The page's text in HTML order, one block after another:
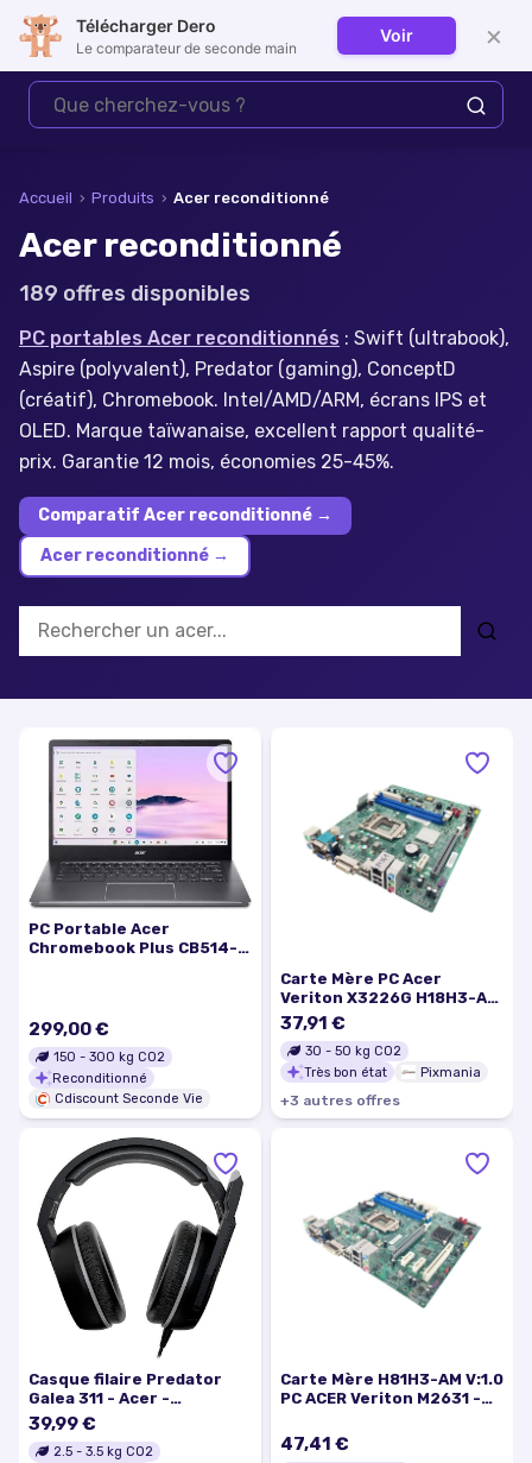
Se connecter
Accueil › Produits › Acer reconditionné
Acer reconditionné
189 offres disponibles
PC portables Acer reconditionnés : Swift (ultrabook),
Aspire (polyvalent), Predator (gaming), ConceptD
(créatif), Chromebook. Intel/AMD/ARM, écrans IPS et
OLED. Marque taïwanaise, excellent rapport qualité-
prix. Garantie 12 mois, économies 25-45%.
Comparatif Acer reconditionné →
Acer reconditionné →
PC Portable Acer
Chromebook Plus CB514-
Reconditionné - Excellent
état
299,00 €
150 - 300 kg CO2
Reconditionné
Cdiscount Seconde Vie
Carte Mère PC Acer
Veriton X3226G H18H3-AD
V:1.0 - Très bon état
37,91 €
30 - 50 kg CO2
Très bon état
Pixmania
+3 autres offres
Casque filaire Predator
Galea 311 - Acer -
TrueHarmony - Micro
omnidirectionnel - Noir
39,99 €
2.5 - 3.5 kg CO2
Carte Mère H81H3-AM V:1.0
PC ACER Veriton M2631 -
47,41 €
Télécharger Dero
Le comparateur de seconde main
Voir ×